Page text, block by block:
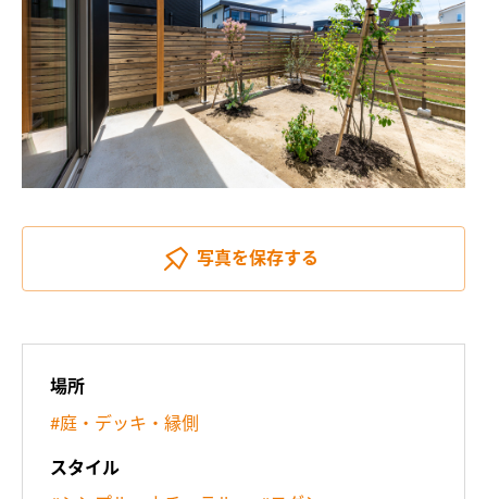
写真を保存する
場所
#庭・デッキ・縁側
スタイル